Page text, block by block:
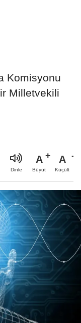
Komisyonu
Milletvekili
Dinle
A
Büyüt
A
Küçült